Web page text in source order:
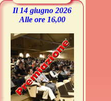
Il 14 giugno 2026
Alle ore 16,00